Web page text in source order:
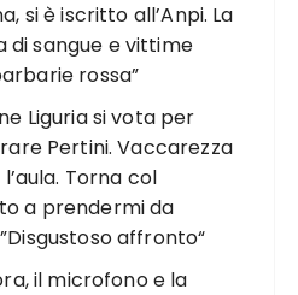
si è iscritto all’Anpi. La
di sangue e vittime
rossa”
Liguria si vota per
Pertini. Vaccarezza
Torna col
a prendermi da
affronto“
il microfono e la